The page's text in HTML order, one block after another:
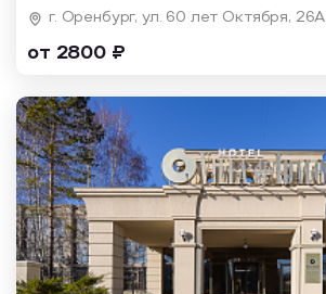
г. Оренбург, ул. 60 лет Октября, 26А
от 2800 ₽